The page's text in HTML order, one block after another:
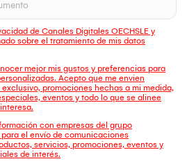
de Canales Digitales OECHSLE y
sobre el tratamiento de mis datos
mejor mis gustos y preferencias para
Acepto que me envien
promociones hechas a mi medida,
eventos y todo lo que se alinee
con empresas del grupo
para el envío de comunicaciones
servicios, promociones, eventos y
de interés.